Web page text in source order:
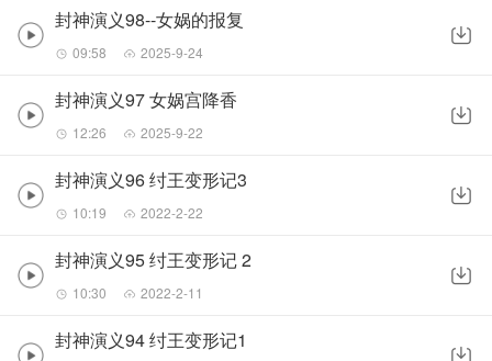
封神演义98--女娲的报复
09:58 2025-9-24
封神演义97 女娲宫降香
12:26 2025-9-22
封神演义96 纣王变形记3
10:19 2022-2-22
封神演义95 纣王变形记 2
10:30 2022-2-11
封神演义94 纣王变形记1